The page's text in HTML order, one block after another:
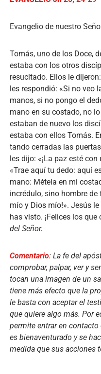
Evangelio de nuestro
Tomás, uno de los Doce,
estaba con los otros
resucitado. Ellos le
les respondió: «Si no veo
manos, si no pongo el
mano en su costado, no
estaban de nuevo los
estaba con ellos Tomás.
tando cerradas las
les dijo: «¡La paz esté
«Trae aquí tu dedo: aquí
mano: Métela en mi
incrédulo, sino hombre de
mío y Dios mío!». Jesús le
has visto. ¡Felices los
del Señor.
Comentario: La fe del
comprobar, palpar, ver y
tocan una imagen de un
tiene más efecto que la
le basta con aceptar el
que quiere algo más. Por
permite entrar en
es bienaventurado y se
medida que sus acciones